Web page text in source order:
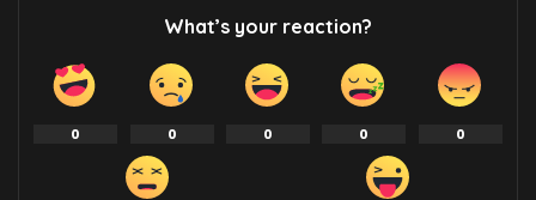
What’s your reaction?
0 0 0 0 0